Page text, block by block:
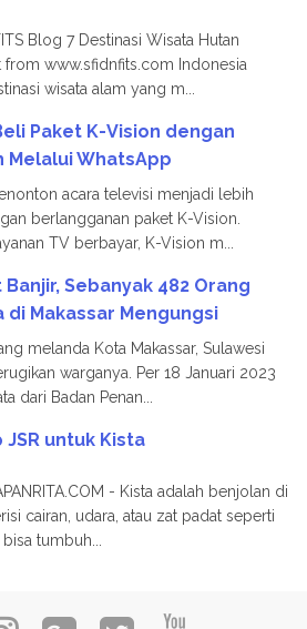
Blog 7 Destinasi Wisata Hutan
from www.sfidnfits.com Indonesia
wisata alam yang m...
Paket K-Vision dengan
Melalui WhatsApp
acara televisi menjadi lebih
berlangganan paket K-Vision.
TV berbayar, K-Vision m...
Sebanyak 482 Orang
di Makassar Mengungsi
melanda Kota Makassar, Sulawesi
warganya. Per 18 Januari 2023
dari Badan Penan...
JSR untuk Kista
- Kista adalah benjolan di
cairan, udara, atau zat padat seperti
tumbuh...